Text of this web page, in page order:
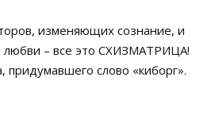
изменяющих сознание, и
любви – все это СХИЗМАТРИЦА!
слово «киборг».